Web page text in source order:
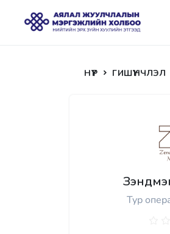
НҮҮР ГИШҮҮНЧЛЭЛ
Тур